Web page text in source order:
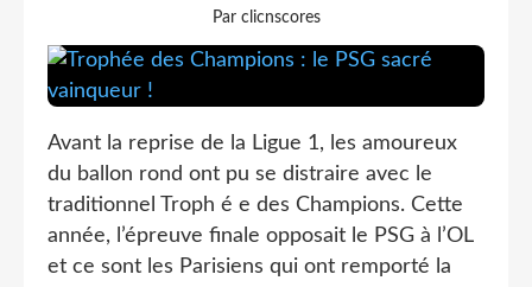
Par clicnscores
Avant la reprise de la Ligue 1, les amoureux
du ballon rond ont pu se distraire avec le
traditionnel Troph é e des Champions. Cette
année, l’épreuve finale opposait le PSG à l’OL
et ce sont les Parisiens qui ont remporté la